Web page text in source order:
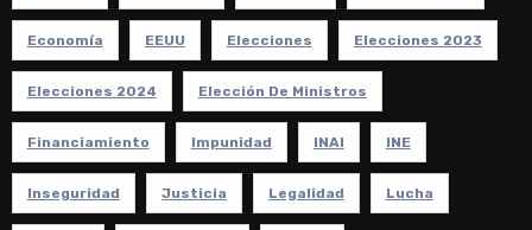
Economía EEUU Elecciones Elecciones 2023
Elecciones 2024 Elección De Ministros
Financiamiento Impunidad INAI INE
Inseguridad Justicia Legalidad Lucha